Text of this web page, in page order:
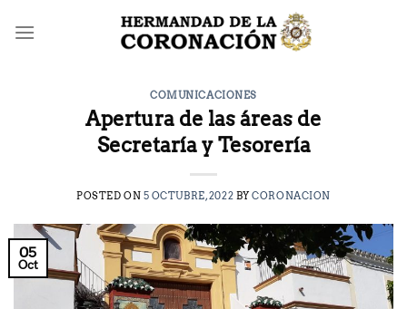
COMUNICACIONES
Apertura de las áreas de
Secretaría y Tesorería
POSTED ON 5 OCTUBRE, 2022 BYCORONACION
05
Oct